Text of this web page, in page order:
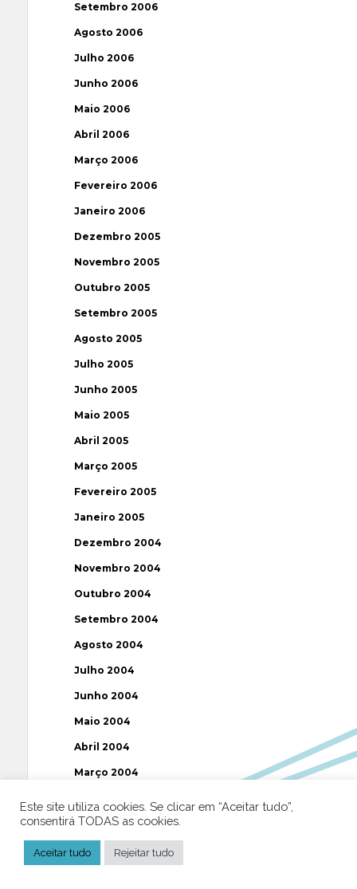
Setembro 2006
Agosto 2006
Julho 2006
Junho 2006
Maio 2006
Abril 2006
Março 2006
Fevereiro 2006
Janeiro 2006
Dezembro 2005
Novembro 2005
Outubro 2005
Setembro 2005
Agosto 2005
Julho 2005
Junho 2005
Maio 2005
Abril 2005
Março 2005
Fevereiro 2005
Janeiro 2005
Dezembro 2004
Novembro 2004
Outubro 2004
Setembro 2004
Agosto 2004
Julho 2004
Junho 2004
Maio 2004
Abril 2004
Março 2004
Janeiro 2004
Dezembro 2003
Este site utiliza cookies. Se clicar em “Aceitar tudo”,
consentirá TODAS as cookies.
Aceitar tudo Rejeitar tudo